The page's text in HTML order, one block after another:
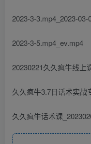
2023-3-3.mp4_2023-
2023-3-5.mp4_ev.mp4
20230221久久疯牛线上
久久疯牛3.7日话术实战
久久疯牛话术课